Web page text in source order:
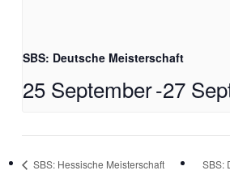
SBS: Deutsche Meisterschaft
25 September-27
SBS: Hessische Meisterschaft SBS: